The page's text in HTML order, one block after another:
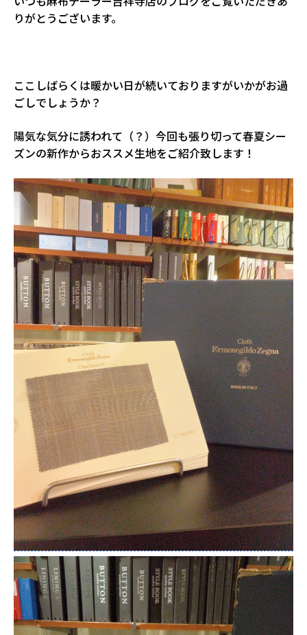
りがとうございます。
ここしばらくは暖かい日が続いておりますがいかがお過
ごしでしょうか？
陽気な気分に誘われて（？）今回も張り切って春夏シー
ズンの新作からおススメ生地をご紹介致します！